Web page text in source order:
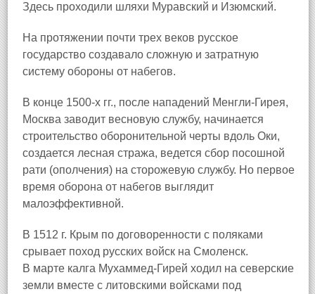
Здесь проходили шляхи Муравский и Изюмский.
На протяжении почти трех веков русское
государство создавало сложную и затратную
систему обороны от набегов.
В конце 1500-х гг., после нападений Менгли-Гирея,
Москва заводит весновую службу, начинается
строительство оборонительной черты вдоль Оки,
создается лесная стража, ведется сбор посошной
рати (ополчения) на сторожевую службу. Но первое
время оборона от набегов выглядит
малоэффективной.
В 1512 г. Крым по договоренности с поляками
срывает поход русских войск на Смоленск.
В марте калга Мухаммед-Гирей ходил на северские
земли вместе с литовскими войсками под